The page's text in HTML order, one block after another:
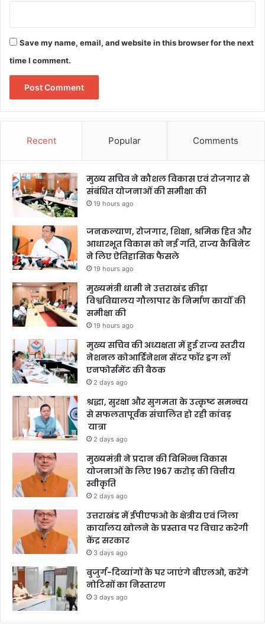
Save my name, email, and website in this browser for the next
time I comment.
Recent Popular Comments
मुख्य सचिव ने कौशल विकास एवं रोजगार से
संबंधित योजनाओं की समीक्षा की
19 hours ago
जनकल्याण, रोजगार, शिक्षा, श्रमिक हित और
आधारभूत विकास को नई गति, राज्य कैबिनेट
ने लिए ऐतिहासिक फैसले
19 hours ago
मुख्यमंत्री धामी ने उत्तराखंड क्रीड़ा
विश्वविद्यालय गौलापार के निर्माण कार्यों की
समीक्षा की
19 hours ago
मुख्य सचिव की अध्यक्षता में हुई राज्य स्तरीय
नेशनल कोआर्डिनेशन सेंटर फॉर ड्रग लॉ
एनफोर्समेंट की बैठक
2 days ago
श्रद्धा, सुरक्षा और सुगमता के उत्कृष्ट समन्वय
से सफलतापूर्वक संचालित हो रही कांवड़
यात्रा
2 days ago
मुख्यमंत्री ने प्रदान की विभिन्न विकास
योजनाओं के लिए 1967 करोड़ की वित्तीय
स्वीकृति
2 days ago
उत्तराखंड में ईपीएफओ के क्षेत्रीय एवं जिला
कार्यालय खोलने के प्रस्ताव पर विचार करेगी
केंद्र सरकार
3 days ago
बुजुर्ग-दिव्यांगों के घर जाएंगे बीएलओ, करेंगे
नोटिसों का निस्तारण
3 days ago